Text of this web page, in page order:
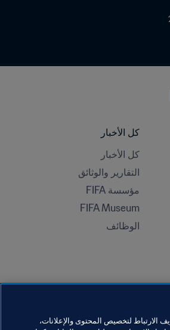
كل الأخبار
كل الأخبار
التقارير والوثائق
مؤسسة FIFA
FIFA Museum
الوظائف
الارتباط لتخصيص المحتوى والإعلانات،